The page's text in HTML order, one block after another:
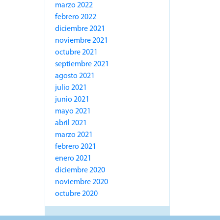
marzo 2022
febrero 2022
diciembre 2021
noviembre 2021
octubre 2021
septiembre 2021
agosto 2021
julio 2021
junio 2021
mayo 2021
abril 2021
marzo 2021
febrero 2021
enero 2021
diciembre 2020
noviembre 2020
octubre 2020